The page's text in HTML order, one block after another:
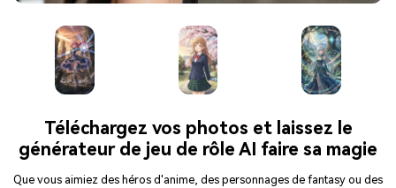
Téléchargez vos photos et laissez le
générateur de jeu de rôle AI faire sa magie
Que vous aimiez des héros d'anime, des personnages de fantasy ou des